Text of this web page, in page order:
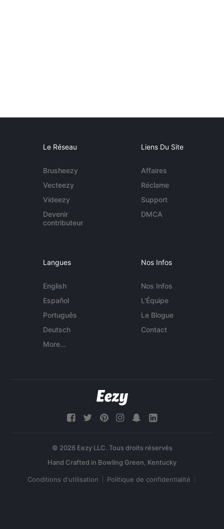
Le Réseau
Brusheezy
Vecteezy
Videezy
Devenir
contributeur
Liens Du Site
Affaires
Réclame
Support
DMCA
Langues
English
Español
Português
Deutsch
More...
Nos Infos
Nos Infos
L'Équipe
Le Blogue
Contact
© 2026 Eezy LLC. Tous droits réservés
Conditions d'utilisation Politique de confidentialité